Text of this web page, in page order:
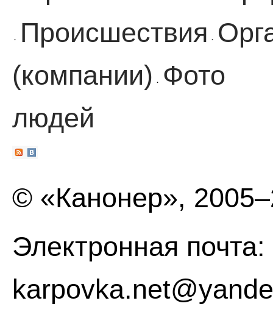
· Происшествия ·
(компании)
·
Фото
людей
© «Канонер»,
Электронная почта: